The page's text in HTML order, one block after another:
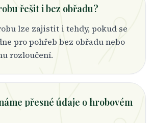
řešit i bez obřadu?
lze zajistit i tehdy, pokud se
pro pohřeb bez obřadu nebo
rozloučení.
přesné údaje o hrobovém